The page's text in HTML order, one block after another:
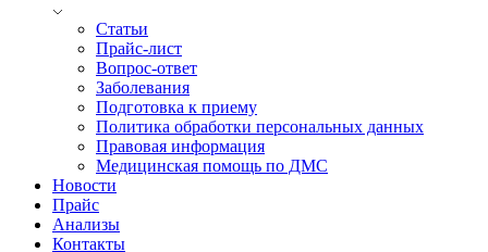
Статьи
Прайс-лист
Вопрос-ответ
Заболевания
Подготовка к приему
Политика обработки персональных данных
Правовая информация
Медицинская помощь по ДМС
Новости
Прайс
Анализы
Контакты